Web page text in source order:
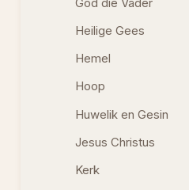
God die Vader
Heilige Gees
Hemel
Hoop
Huwelik en Gesin
Jesus Christus
Kerk